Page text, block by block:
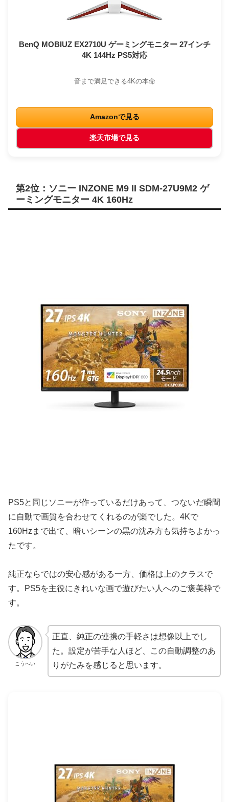
BenQ MOBIUZ EX2710U ゲーミングモニター 27インチ
4K 144Hz PS5対応
音まで満足できる4Kの本命
Amazonで見る
楽天市場で見る
第2位：ソニー INZONE M9 II SDM-27U9M2 ゲ
ーミングモニター 4K 160Hz
PS5と同じソニーが作っているだけあって、つないだ瞬間
に自動で画質を合わせてくれるのが楽でした。4Kで
160Hzまで出て、暗いシーンの黒の沈み方も気持ちよかっ
たです。
純正ならではの安心感がある一方、価格は上のクラスで
す。PS5を主役にきれいな画で遊びたい人へのご褒美枠で
す。
こうへい
正直、純正の連携の手軽さは想像以上でし
た。設定が苦手な人ほど、この自動調整のあ
りがたみを感じると思います。